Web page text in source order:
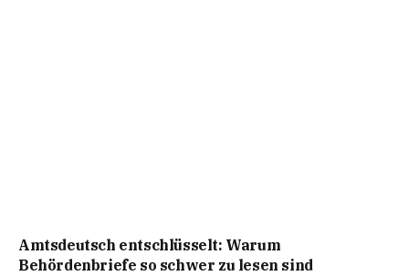
Amtsdeutsch entschlüsselt: Warum
Behördenbriefe so schwer zu lesen sind